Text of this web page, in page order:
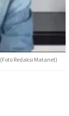
Redaksi Matanet)